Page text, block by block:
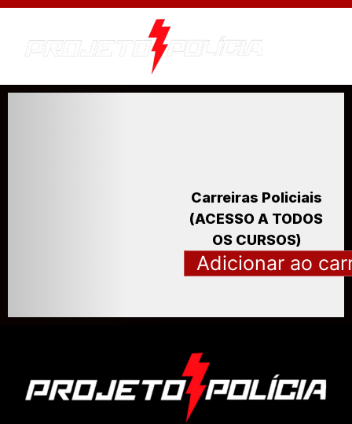
Carreiras Policiais
(ACESSO A TODOS
OS CURSOS)
Adicionar ao